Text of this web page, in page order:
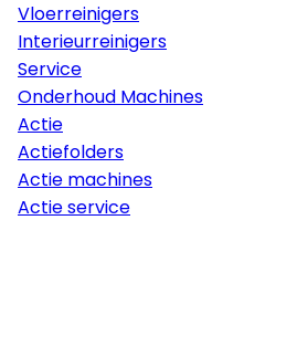
Vloerreinigers
Interieurreinigers
Service
Onderhoud Machines
Actie
Actiefolders
Actie machines
Actie service